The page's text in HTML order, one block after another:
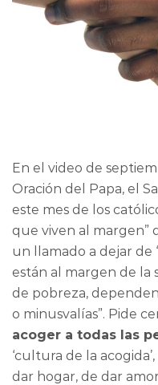
En el video de
Oración del Papa, el
este mes de los
que viven al margen”
un llamado a dejar de
están al margen de la
de pobreza,
o minusvalías”. Pide
acoger a todas las
‘cultura de la
dar hogar, de dar